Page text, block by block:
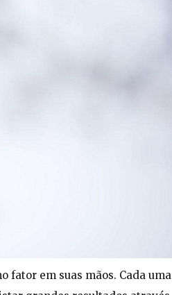
fator em suas mãos. Cada uma